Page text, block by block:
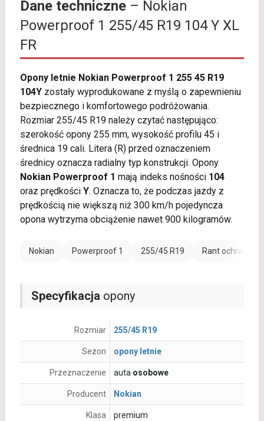
Dane techniczne– Nokian
Powerproof 1 255/45 R19 104 Y XL
FR
Opony letnie Nokian Powerproof 1 255 45 R19
104Yzostały wyprodukowane z myślą o zapewnieniu
bezpiecznego i komfortowego podróżowania.
Rozmiar 255/45 R19 należy czytać następująco:
szerokość opony 255 mm, wysokość profilu 45 i
średnica 19 cali. Litera (R) przed oznaczeniem
średnicy oznacza radialny typ konstrukcji. Opony
Nokian Powerproof 1 mają indeks nośności 104
oraz prędkości Y. Oznacza to, że podczas jazdy z
prędkością nie większą niż 300 km/h pojedyncza
opona wytrzyma obciążenie nawet 900 kilogramów.
Nokian Powerproof 1 255/45 R19 Rant ochronny
Specyfikacja opony
Rozmiar 255/45 R19
Sezon opony letnie
Przeznaczenie auta osobowe
Producent Nokian
Klasa premium